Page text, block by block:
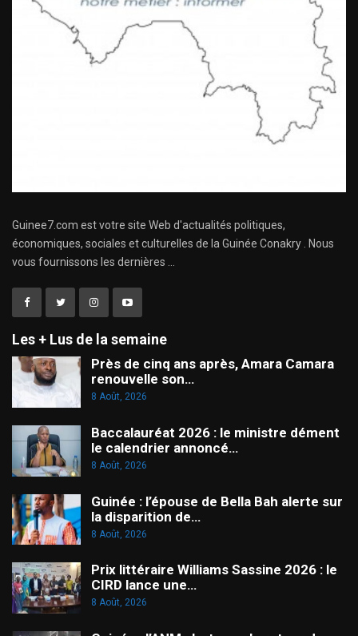
Guinee7.com est votre site Web d'actualités politiques,
économiques, sociales et culturelles de la Guinée Conakry . Nous
vous fournissons les dernières ...
Les + Lus de la semaine
Près de cinq ans après, Amara Camara
renouvelle son…
8 Août, 2026
Baccalauréat 2026 : le ministre dément
le calendrier annoncé…
8 Août, 2026
Guinée : l’épouse de Bella Bah alerte sur
la disparition de…
8 Août, 2026
Prix littéraire Williams Sassine 2026 : le
CIRD lance une…
8 Août, 2026